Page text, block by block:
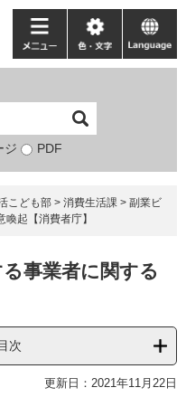
ジ PDF
メ
ニ
ー
色・
文
language
こども部 > 消費生活課 > 副業ビ
起【消費者庁】
事業者に関する
次
更新日：2021年11月22日